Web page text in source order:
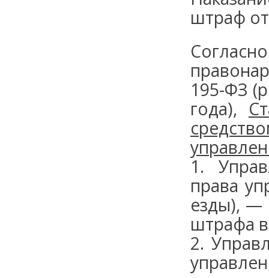
штраф
195-ФЗ
года),
1.
права
езды), —
штрафа
2.